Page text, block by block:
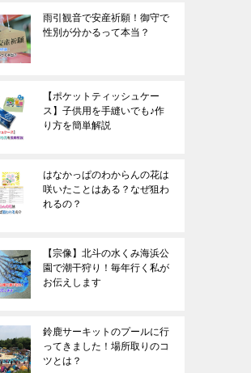
雨引観音で安産祈願！御守で
性別が分かるって本当？
【ポケットティッシュケー
ス】子供用を手縫いでも♪作
り方を簡単解説
はなかっぱのわからんの花は
咲いたことはある？なぜ狙わ
れるの？
【宗像】北斗の水くみ海浜公
園で潮干狩り！毎年行く私が
お伝えします
鈴鹿サーキットのプールに行
ってきました！場所取りのコ
ツとは？